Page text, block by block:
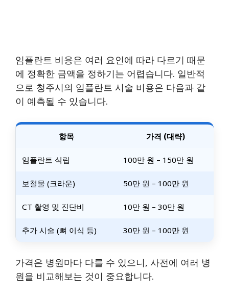
임플란트 비용은 여러 요인에 따라 다르기 때문
에 정확한 금액을 정하기는 어렵습니다. 일반적
으로 청주시의 임플란트 시술 비용은 다음과 같
이 예측될 수 있습니다.
항목 가격 (대략)
임플란트 식립 100만 원 – 150만 원
보철물 (크라운) 50만 원 – 100만 원
CT 촬영 및 진단비 10만 원 – 30만 원
추가 시술 (뼈 이식 등) 30만 원 – 100만 원
가격은 병원마다 다를 수 있으니, 사전에 여러 병
원을 비교해보는 것이 중요합니다.